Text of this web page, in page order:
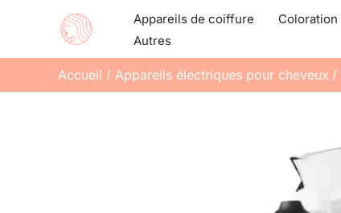
contenu
Appareils de coiffure Coloration
Autres
Accueil Appareils électriques pour cheveux